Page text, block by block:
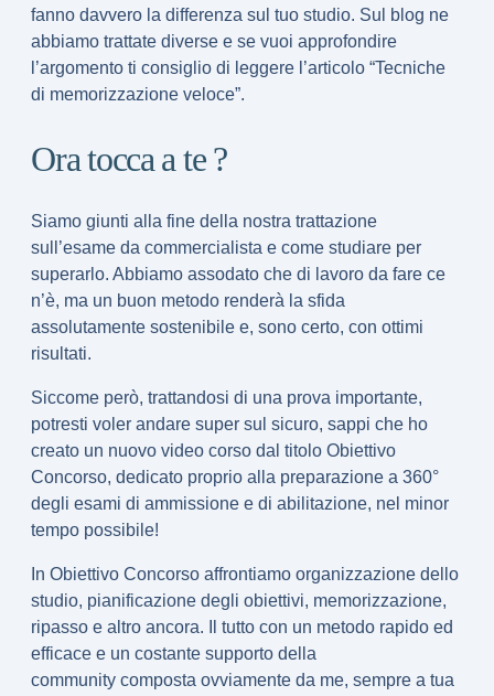
fanno davvero la differenza sul tuo studio. Sul blog ne
abbiamo trattate diverse e se vuoi approfondire
l’argomento ti consiglio di leggere l’articolo “Tecniche
di memorizzazione veloce”.
Ora tocca a te ?
Siamo giunti alla fine della nostra trattazione
sull’esame da commercialista e come studiare per
superarlo. Abbiamo assodato che di lavoro da fare ce
n’è, ma un buon metodo renderà la sfida
assolutamente sostenibile e, sono certo, con ottimi
risultati.
Siccome però, trattandosi di una prova importante,
potresti voler andare super sul sicuro, sappi che ho
creato un nuovo video corso dal titoloObiettivo
Concorso, dedicato proprio alla preparazione a 360°
degli esami di ammissione e di abilitazione, nel minor
tempo possibile!
In Obiettivo Concorso affrontiamo organizzazione dello
studio, pianificazione degli obiettivi, memorizzazione,
ripasso e altro ancora. Il tutto con un metodo rapido ed
efficace e uncostante supporto della
community composta ovviamente da me, sempre a tua